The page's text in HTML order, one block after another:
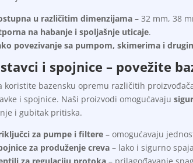
u različitim dimenzijama– 32 mm, 38
na habanje i spoljašnje uticaje.
povezivanje sa pumpom, skimerima i
i spojnice – povežite
koristite bazensku opremu različitih
i spojnice. Naši proizvodi omogućavaju
i gubitak pritiska.
za pumpe i filtere– omogućavaju
za produženje creva– lako i sigurno